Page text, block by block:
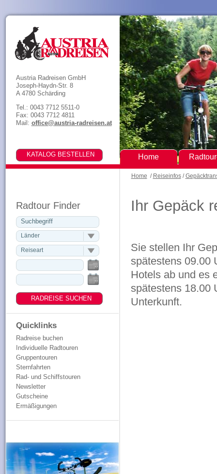
Home / Reiseinfos/
Radtour Finder
Länder
Reiseart
Quicklinks
Radreise buchen
Individuelle Radtouren
Gruppentouren
Sternfahrten
Rad- und Schiffstouren
Newsletter
Gutscheine
Ermäßigungen
Ihr Gepäck
Sie stellen Ihr
spätestens 09.00
Hotels ab und es
spätestens 18.00
Unterkunft.
Austria Radreisen GmbH
Joseph-Haydn-Str. 8
A 4780 Schärding
Tel.: 0043 7712 5511-0
Fax: 0043 7712 4811
Mail: office@austria-radreisen.at
Home